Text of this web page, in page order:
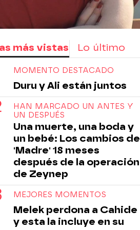
más vistas Lo último
MOMENTO DESTACADO
Duru y Ali están juntos
HAN MARCADO UN ANTES Y
UN DESPUÉS
Una muerte, una boda y
un bebé: Los cambios de
'Madre' 18 meses
después de la operación
de Zeynep
MEJORES MOMENTOS
Melek perdona a Cahide
y esta la incluye en su